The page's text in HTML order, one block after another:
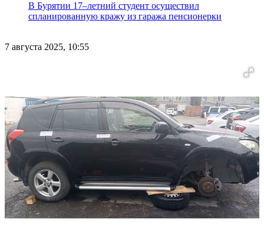
В Бурятии 17–летний студент осуществил
спланированную кражу из гаража пенсионерки
7 августа 2025, 10:55